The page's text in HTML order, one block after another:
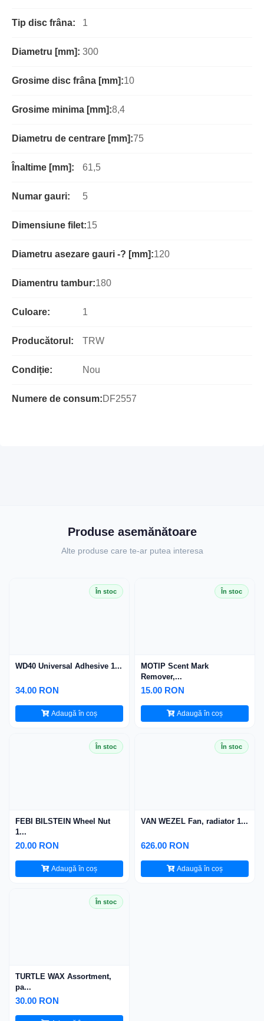
Tip disc frâna: 1
Diametru [mm]: 300
Grosime disc frâna [mm]:10
Grosime minima [mm]:8,4
Diametru de centrare [mm]:75
Înaltime [mm]: 61,5
Numar gauri: 5
Dimensiune filet:15
Diametru asezare gauri -? [mm]:120
Diamentru tambur:180
Culoare: 1
Producătorul: TRW
Condiție: Nou
Numere de consum:DF2557
Produse asemănătoare
Alte produse care te-ar putea interesa
În stoc
WD40 Universal Adhesive 1...
34.00 RON
Adaugă în coș
În stoc
MOTIP Scent Mark
Remover,...
15.00 RON
Adaugă în coș
În stoc
FEBI BILSTEIN Wheel Nut
1...
20.00 RON
Adaugă în coș
În stoc
VAN WEZEL Fan, radiator 1...
626.00 RON
Adaugă în coș
În stoc
TURTLE WAX Assortment,
pa...
30.00 RON